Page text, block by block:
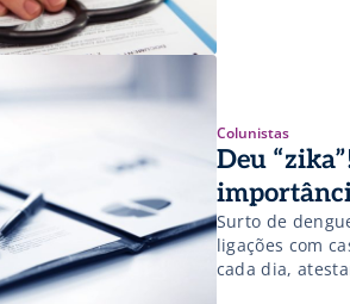
[…]
Colunistas
Deu
Surto de
ligações com
cada dia,